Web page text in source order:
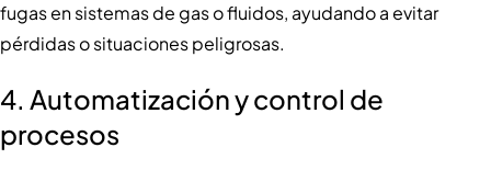
fugas en sistemas de gas o fluidos, ayudando a evitar
pérdidas o situaciones peligrosas.
4. Automatización y control de
procesos